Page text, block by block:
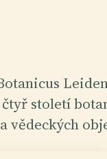
čtyř století
vědeckých